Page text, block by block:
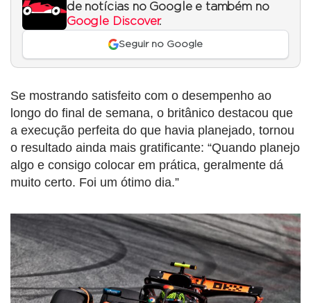
de notícias no Google e também no
Google Discover.
Seguir no Google
Se mostrando satisfeito com o desempenho ao
longo do final de semana, o britânico destacou que
a execução perfeita do que havia planejado, tornou
o resultado ainda mais gratificante: “Quando planejo
algo e consigo colocar em prática, geralmente dá
muito certo. Foi um ótimo dia.”